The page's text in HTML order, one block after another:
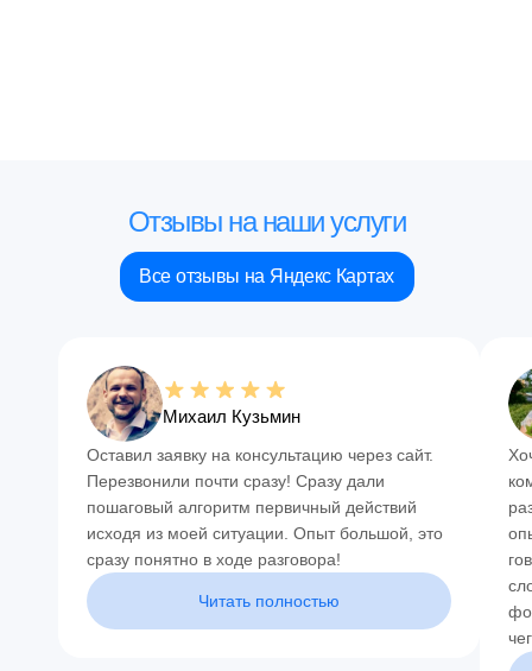
Все отзывы на Яндекс Картах
Отзывы на наши услуги
Михаил Кузьмин
Оставил заявку на консультацию через сайт.
Перезвонили почти сразу! Сразу дали
пошаговый алгоритм первичный действий
исходя из моей ситуации. Опыт большой, это
сразу понятно в ходе разговора!
Читать полностью